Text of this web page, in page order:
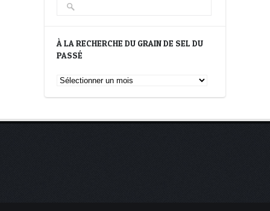
À LA RECHERCHE DU GRAIN DE SEL DU
PASSÉ
À
du